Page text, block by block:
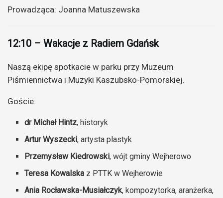
Prowadząca: Joanna Matuszewska
12:10 – Wakacje z Radiem Gdańsk
Naszą ekipę spotkacie w parku przy Muzeum
Piśmiennictwa i Muzyki Kaszubsko-Pomorskiej.
Goście:
dr Michał Hintz, historyk
Artur Wyszecki, artysta plastyk
Przemysław Kiedrowski, wójt gminy Wejherowo
Teresa Kowalska z PTTK w Wejherowie
Ania Rocławska-Musiałczyk, kompozytorka, aranżerka,